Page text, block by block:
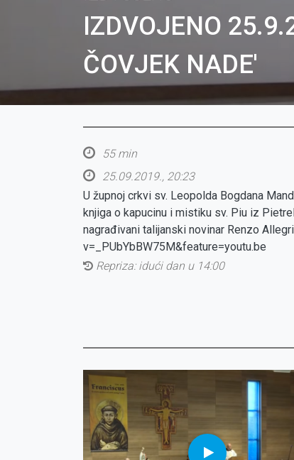
IZDVOJENO
ČOVJEK NADE'
55 min
25.09.2019., 20:23
U župnoj crkvi sv. Leopolda Bogdana
knjiga o kapucinu i mistiku sv. Piu iz
nagrađivani talijanski novinar Renzo
v=_PUbYbBW75M&feature=youtu.be
Repriza: idući dan u 14:00